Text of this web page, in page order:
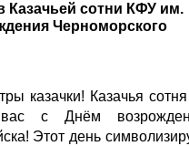
Казачьей сотни КФУ им.
Черноморского
казачки! Казачья
с Днём
Этот день